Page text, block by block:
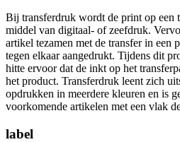
Bij transferdruk wordt de print op een
middel van digitaal- of zeefdruk.
artikel tezamen met de transfer in een
tegen elkaar aangedrukt. Tijdens dit
hitte ervoor dat de inkt op het
het product. Transferdruk leent zich
opdrukken in meerdere kleuren en is
voorkomende artikelen met een vlak
label